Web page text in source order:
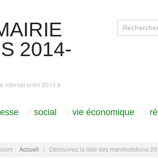
2014-
internet entre 2014 à
social vie économique
: Accueil / Découvrez la liste des manifestations